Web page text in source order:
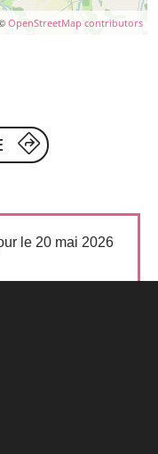
OpenStreetMap contributors
le 20 mai 2026